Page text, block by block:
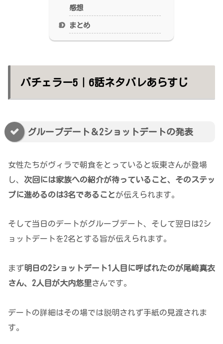
感想
まとめ
バチェラー5｜6話ネタバレあらすじ
グループデート＆2ショットデートの発表
女性たちがヴィラで朝食をとっていると坂東さんが登場
し、 次回には家族への紹介が待っていること、そのステッ
プに進めるのは3名であることが伝えられます。
そして当日のデートがグループデート、そして翌日は2シ
ョットデートを2名とする旨が伝えられます。
まず明日の2ショットデート1人目に呼ばれたのが尾﨑真衣
さん、2人目が大内悠里さんです。
デートの詳細はその場では説明されず手紙の見渡されま
す。